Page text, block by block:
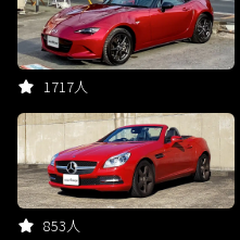
1717人
853人